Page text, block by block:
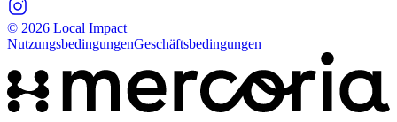
© 2026 Local Impact
NutzungsbedingungenGeschäftsbedingungen